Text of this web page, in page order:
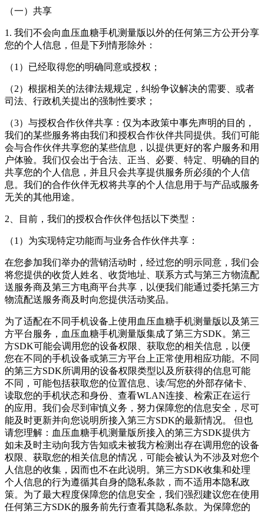
（一）共享
1. 我们不会向血压血糖手机测量版以外的任何第三方公开分享
您的个人信息，但是下列情形除外：
（1）已经取得您的明确同意或授权；
（2）根据相关的法律法规规定，纠纷争议解决的需要、或者
司法、行政机关提出的强制性要求；
（3）与授权合作伙伴共享：仅为本政策中事先声明的目的，
我们的某些服务将由我们和授权合作伙伴共同提供。我们可能
会与合作伙伴共享您的某些信息，以提供更好的客户服务和用
户体验。我们仅会出于合法、正当、必要、特定、明确的目的
共享您的个人信息，并且只会共享提供服务所必须的个人信
息。我们的合作伙伴无权将共享的个人信息用于与产品或服务
无关的其他用途。
2、目前，我们的授权合作伙伴包括以下类型：
（1）为实现特定功能而与业务合作伙伴共享：
在您参加我们举办的营销活动时，经过您的明示同意，我们会
将您提供的收货人姓名、收货地址、联系方式与第三方物流配
送服务商及第三方电商平台共享，以便我们能通过委托第三方
物流配送服务商及时向您提供活动奖品。
为了适配在不同手机设备上使用血压血糖手机测量版以及第三
方平台服务，血压血糖手机测量版集成了第三方SDK。第三
方SDK可能会调用您的设备权限、获取您的相关信息，以便
您在不同的手机设备或第三方平台上正常使用相应功能。不同
的第三方SDK所调用的设备权限类型以及所获得的信息可能
不同，可能包括获取您的位置信息、读/写您的外部存储卡、
读取您的手机状态和身份、查看WLAN连接、检索正在运行
的应用。我们会尽到审慎义务，努力保障您的信息安全，尽可
能及时更新并向您说明所接入第三方SDK的最新情况。 但也
请您理解：血压血糖手机测量版所接入的第三方SDK提供方
如未及时主动向我方告知或未被我方检测出存在调用您的设备
权限、获取您的相关信息的情况，可能会被认为不涉及对您个
人信息的收集，因而也不在此说明。第三方SDK收集和处理
个人信息的行为遵循其自身的隐私条款，而不适用本隐私政
策。为了最大程度保障您的信息安全，我们强烈建议您在使用
任何第三方SDK的服务前先行查看其隐私条款。为保障您的